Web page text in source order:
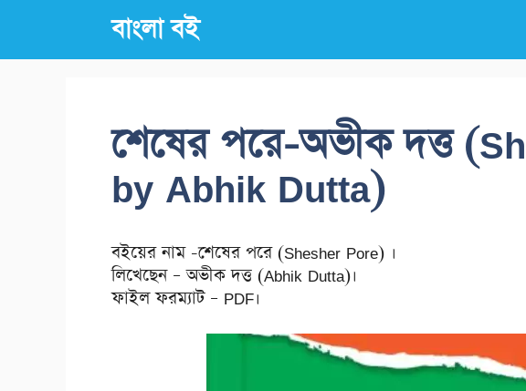
content
বাংলা বই
শেষের পরে-অভীক দত্ত
by Abhik Dutta)
বইয়ের নাম -শেষের পরে (Shesher Pore) ।
লিখেছেন – অভীক দত্ত (Abhik Dutta)।
ফাইল ফরম্যাট – PDF।